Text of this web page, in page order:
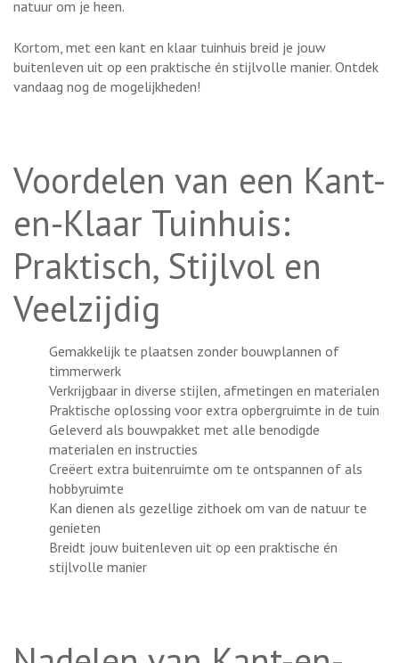
natuur om je heen.
Kortom, met een kant en klaar tuinhuis breid je jouw
buitenleven uit op een praktische én stijlvolle manier. Ontdek
vandaag nog de mogelijkheden!
Voordelen van een Kant-
en-Klaar Tuinhuis:
Praktisch, Stijlvol en
Veelzijdig
Gemakkelijk te plaatsen zonder bouwplannen of
timmerwerk
Verkrijgbaar in diverse stijlen, afmetingen en materialen
Praktische oplossing voor extra opbergruimte in de tuin
Geleverd als bouwpakket met alle benodigde
materialen en instructies
Creëert extra buitenruimte om te ontspannen of als
hobbyruimte
Kan dienen als gezellige zithoek om van de natuur te
genieten
Breidt jouw buitenleven uit op een praktische én
stijlvolle manier